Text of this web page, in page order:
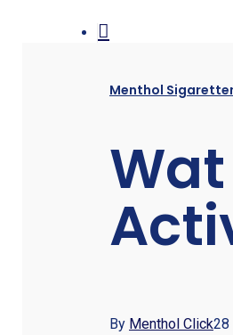
Menthol
By Menthol Click28